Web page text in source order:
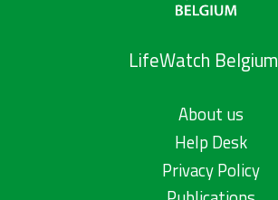
LifeWatch Belgium
About us
Help Desk
Privacy Policy